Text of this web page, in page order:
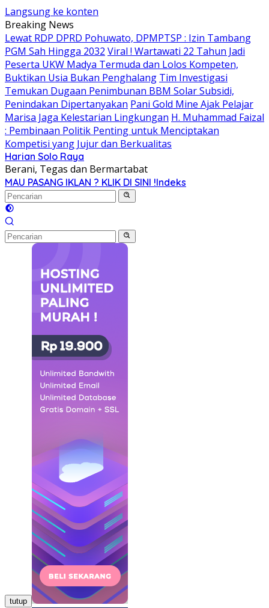
Langsung ke konten
Breaking News
Lewat RDP DPRD Pohuwato, DPMPTSP : Izin Tambang
PGM Sah Hingga 2032 Viral ! Wartawati 22 Tahun Jadi
Peserta UKW Madya Termuda dan Lolos Kompeten,
Buktikan Usia Bukan Penghalang Tim Investigasi
Temukan Dugaan Penimbunan BBM Solar Subsidi,
Penindakan Dipertanyakan Pani Gold Mine Ajak Pelajar
Marisa Jaga Kelestarian Lingkungan H. Muhammad Faizal
: Pembinaan Politik Penting untuk Menciptakan
Kompetisi yang Jujur dan Berkualitas
Harian Solo Raya
Berani, Tegas dan Bermartabat
MAU PASANG IKLAN ? KLIK DI SINI !Indeks
tutup